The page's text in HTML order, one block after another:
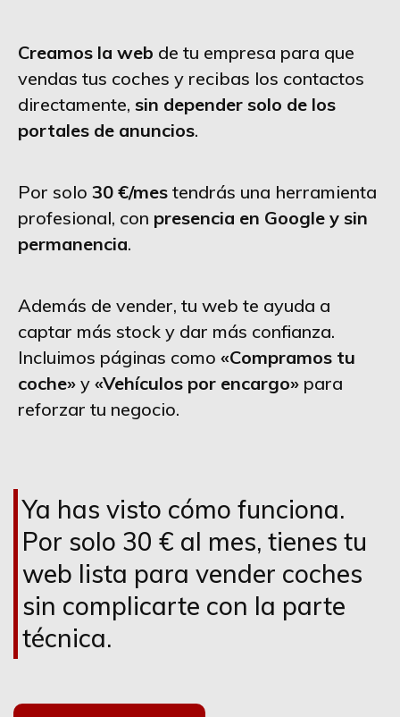
Creamos la web de tu empresa para que
vendas tus coches y recibas los contactos
directamente, sin depender solo de los
portales de anuncios.
Por solo 30 €/mes tendrás una herramienta
profesional, con presencia en Google y sin
permanencia.
Además de vender, tu web te ayuda a
captar más stock y dar más confianza.
Incluimos páginas como «Compramos tu
coche» y «Vehículos por encargo» para
reforzar tu negocio.
Ya has visto cómo funciona.
Por solo 30 € al mes, tienes tu
web lista para vender coches
sin complicarte con la parte
técnica.